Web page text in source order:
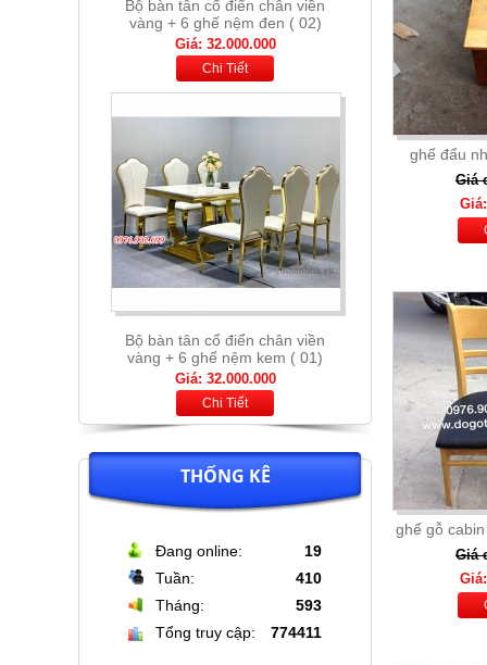
Bộ bàn tân cổ điển chân viền
vàng + 6 ghế nệm kem ( 01)
Giá: 32.000.000
Chi Tiết
Bộ bàn thông minh mặt đá nhập
khẩu + 6 ghế nệm cam xám
Giá: 13.900.000
Chi Tiết
THỐNG KÊ
Đang online:
Tuần:
Tháng:
Tổng truy cập:
19
410
593
774411
ghế đẩu
Giá
ghế gỗ
Giá